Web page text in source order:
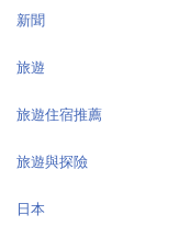
新聞
旅遊
旅遊住宿推薦
旅遊與探險
日本